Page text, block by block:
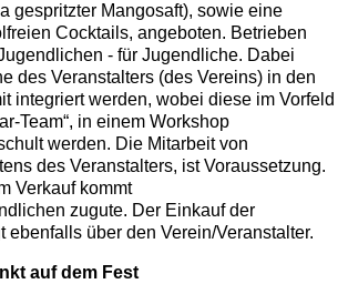
gespritzter Mangosaft), sowie eine
Cocktails, angeboten. Betrieben
- für Jugendliche. Dabei
des Veranstalters (des Vereins) in den
integriert werden, wobei diese im Vorfeld
Team“, in einem Workshop
werden. Die Mitarbeit von
des Veranstalters, ist Voraussetzung.
Verkauf kommt
zugute. Der Einkauf der
ebenfalls über den Verein/Veranstalter.
auf dem Fest